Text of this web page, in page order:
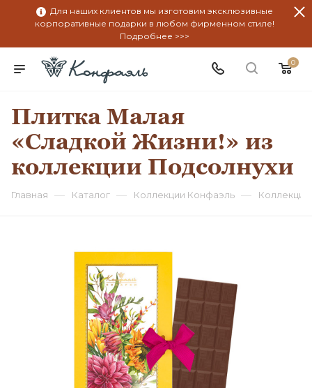
Для наших клиентов мы изготовим эксклюзивные
корпоративные подарки в любом фирменном стиле!
Подробнее >>>
0
Плитка Малая
«Сладкой Жизни!» из
коллекции Подсолнухи
Главная — Каталог — Коллекции Конфаэль —